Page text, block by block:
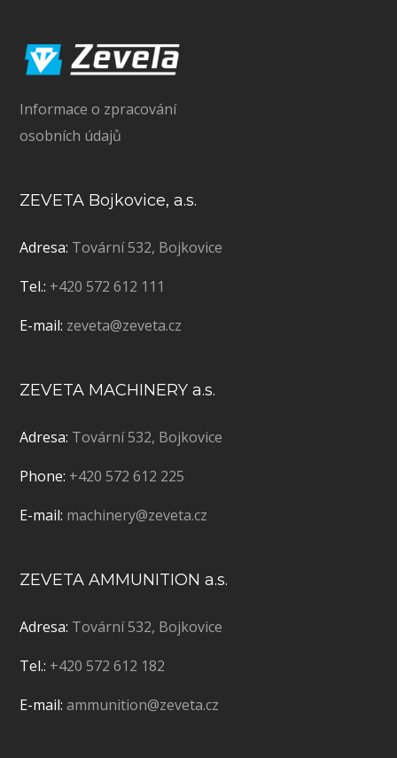
Informace o zpracování
osobních údajů
ZEVETA Bojkovice, a.s.
Adresa: Tovární 532, Bojkovice
Tel.: +420 572 612 111
E-mail: zeveta@zeveta.cz
ZEVETA MACHINERY a.s.
Adresa: Tovární 532, Bojkovice
Phone: +420 572 612 225
E-mail: machinery@zeveta.cz
ZEVETA AMMUNITION a.s.
Adresa: Tovární 532, Bojkovice
Tel.: +420 572 612 182
E-mail: ammunition@zeveta.cz